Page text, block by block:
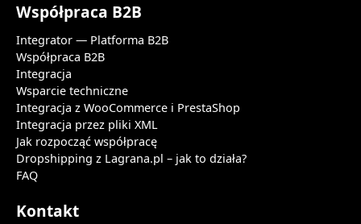
Współpraca B2B
Integrator — Platforma B2B
Współpraca B2B
Integracja
Wsparcie techniczne
Integracja z WooCommerce i PrestaShop
Integracja przez pliki XML
Jak rozpocząć współpracę
Dropshipping z Lagrana.pl – jak to działa?
FAQ
Kontakt